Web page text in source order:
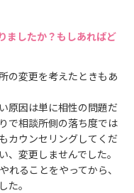
ましたか？もしあればど
の変更を考えたときもあ
原因は単に相性の問題だ
で相談所側の落ち度では
カウンセリングしてくだ
、変更しませんでした。
ることをやってから、
た。